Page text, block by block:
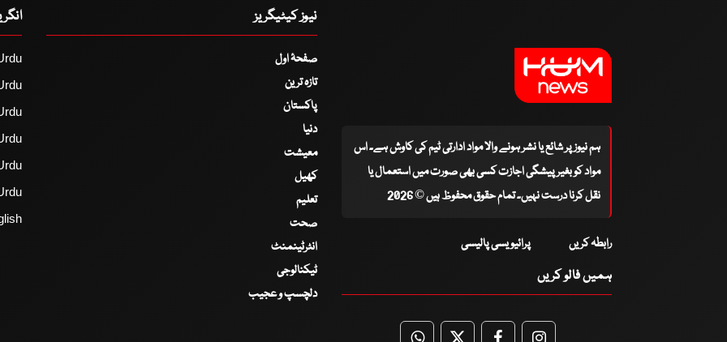
ہم نیوز پر شائع یا نشر ہونے والا مواد ادارتی ٹیم کی کاوش ہے۔ اس
مواد کو بغیر پیشگی اجازت کسی بھی صورت میں استعمال یا
نقل کرنا درست نہیں۔ تمام حقوق محفوظ ہیں © 2026
رابطہ کریں پرائیویسی پالیسی
ہمیں فالو کریں
نیوز کیٹیگریز
صفحۂ اول
تازہ ترین
پاکستان
دنیا
معیشت
کھیل
تعلیم
صحت
انٹرٹینمنٹ
ٹیکنالوجی
دلچسپ و عجیب